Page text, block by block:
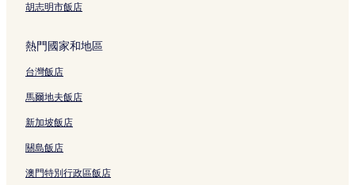
胡志明市飯店
熱門國家和地區
台灣飯店
馬爾地夫飯店
新加坡飯店
關島飯店
澳門特別行政區飯店